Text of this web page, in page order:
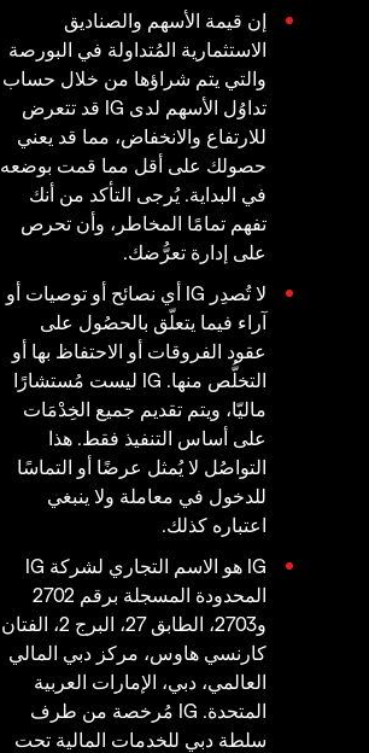
إن قيمة الأسهم والصناديق
الاستثمارية المُتداولة في البورصة
والتي يتم شراؤها من خلال حساب
تداوُل الأسهم لدى IG قد تتعرض
للارتفاع والانخفاض، مما قد يعني
حصولك على أقل مما قمت بوضعه
في البداية. يُرجى التأكد من أنك
تفهم تمامًا المخاطر، وأن تحرص
على إدارة تعرُّضك.
لا تُصدِر IG أي نصائح أو توصيات أو
آراء فيما يتعلّق بالحصُول على
عقود الفروقات أو الاحتفاظ بها أو
التخلُّص منها. IG ليست مُستشارًا
ماليّا، ويتم تقديم جميع الخِدْمَات
على أساس التنفيذ فقط. هذا
التواصُل لا يُمثل عرضًا أو التماسًا
للدخول في معاملة ولا ينبغي
اعتباره كذلك.
IG هو الاسم التجاري لشركة IG
المحدودة المسجلة برقم 2702
و2703، الطابق 27، البرج 2، الفتان
كارنسي هاوس، مركز دبي المالي
العالمي، دبي، الإمارات العربية
المتحدة. IG مُرخصة من طرف
سلطة دبي للخدمات المالية تحت